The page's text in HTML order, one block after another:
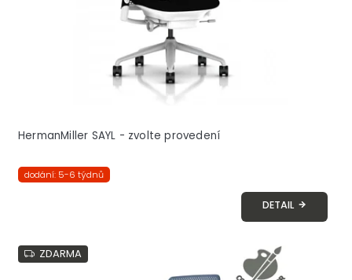
HermanMiller SAYL - zvolte provedení
dodání: 5-6 týdnů
DETAIL
ZDARMA